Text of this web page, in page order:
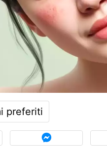
preferiti